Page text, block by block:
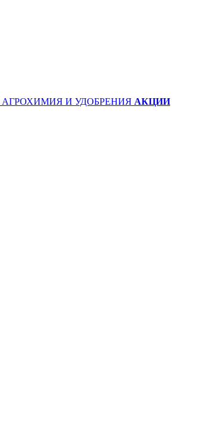
АГРОХИМИЯ И УДОБРЕНИЯ АКЦИИ